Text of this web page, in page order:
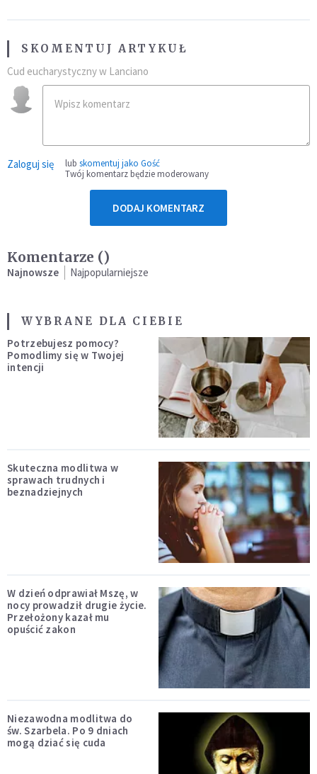
SKOMENTUJ ARTYKUŁ
Cud eucharystyczny w Lanciano
Zaloguj się lub skomentuj jako Gość
Twój komentarz będzie moderowany
DODAJ KOMENTARZ
Komentarze ()
Najnowsze Najpopularniejsze
WYBRANE DLA CIEBIE
Potrzebujesz pomocy?
Pomodlimy się w Twojej
intencji
Skuteczna modlitwa w
sprawach trudnych i
beznadziejnych
W dzień odprawiał Mszę, w
nocy prowadził drugie życie.
Przełożony kazał mu
opuścić zakon
Niezawodna modlitwa do
św. Szarbela. Po 9 dniach
mogą dziać się cuda